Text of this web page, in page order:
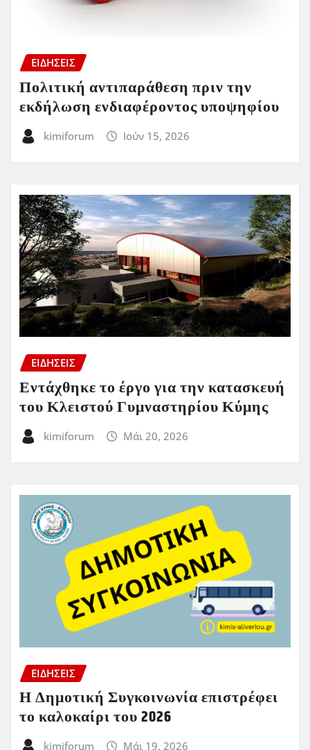
ΕΙΔΗΣΕΙΣ
Πολιτική αντιπαράθεση πριν την
εκδήλωση ενδιαφέροντος υποψηφίου
kimiforum Ιούν 15, 2026
ΕΙΔΗΣΕΙΣ
Εντάχθηκε το έργο για την κατασκευή
του Κλειστού Γυμναστηρίου Κύμης
kimiforum Μάι 20, 2026
ΕΙΔΗΣΕΙΣ
Η Δημοτική Συγκοινωνία επιστρέφει
το καλοκαίρι του 2026
kimiforum Μάι 19, 2026